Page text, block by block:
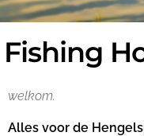
alles voor
Fishing
welkom.
Alles voor de